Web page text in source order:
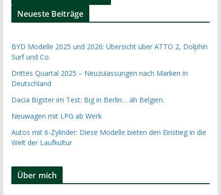
Neueste Beiträge
BYD Modelle 2025 und 2026: Übersicht über ATTO 2, Dolphin
Surf und Co.
Drittes Quartal 2025 – Neuzulassungen nach Marken in
Deutschland
Dacia Bigster im Test: Big in Berlin… äh Belgien.
Neuwagen mit LPG ab Werk
Autos mit 6-Zylinder: Diese Modelle bieten den Einstieg in die
Welt der Laufkultur
Über mich